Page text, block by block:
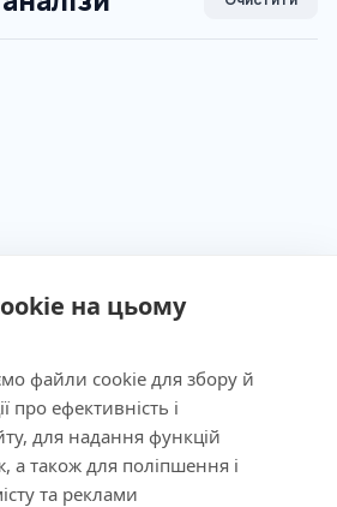
на цьому
файли cookie для збору й
про ефективність і
для надання функцій
а також для поліпшення і
та реклами
№603260 від 23.09.2011